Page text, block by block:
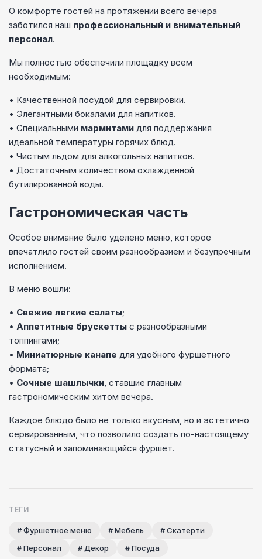
О комфорте гостей на протяжении всего вечера
заботился наш профессиональный и внимательный
персонал.
Мы полностью обеспечили площадку всем
необходимым:
• Качественной посудой для сервировки.
• Элегантными бокалами для напитков.
• Специальными мармитами для поддержания
идеальной температуры горячих блюд.
• Чистым льдом для алкогольных напитков.
• Достаточным количеством охлажденной
бутилированной воды.
Гастрономическая часть
Особое внимание было уделено меню, которое
впечатлило гостей своим разнообразием и безупречным
исполнением.
В меню вошли:
• Свежие легкие салаты;
• Аппетитные брускетты с разнообразными
топпингами;
• Миниатюрные канапе для удобного фуршетного
формата;
• Сочные шашлычки, ставшие главным
гастрономическим хитом вечера.
Каждое блюдо было не только вкусным, но и эстетично
сервированным, что позволило создать по-настоящему
статусный и запоминающийся фуршет.
ТЕГИ
# Фуршетное меню # Мебель
# Cкатерти
# Персонал
# Декор # Посуда